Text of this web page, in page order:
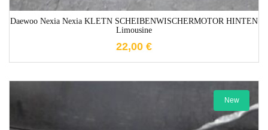
Daewoo Nexia Nexia KLETN SCHEIBENWISCHERMOTOR HINTEN
Limousine
22,00 €
New